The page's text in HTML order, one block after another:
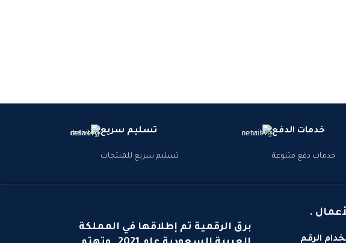
خدمات الدفع
خدمات دفع متنوعة
تسليم سريع
تسليم سريع للمنتجات
.
الرقم
برق الرقمية تم إطلاقها في المملكة